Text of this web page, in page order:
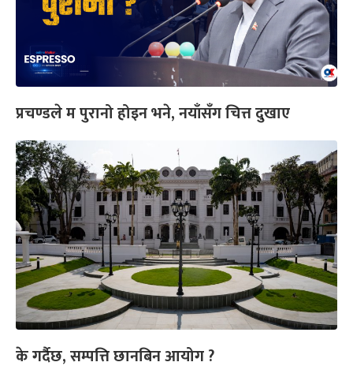
प्रचण्डले म पुरानो होइन भने, नयाँसँग चित्त दुखाए
के गर्दैछ, सम्पत्ति छानबिन आयोग ?